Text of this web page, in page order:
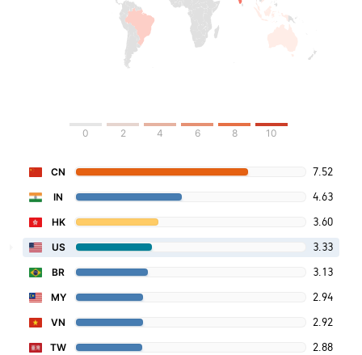
0 2 4 6 8 10
CN 7.52
IN 4.63
HK 3.60
US 3.33
BR 3.13
MY 2.94
VN 2.92
TW 2.88